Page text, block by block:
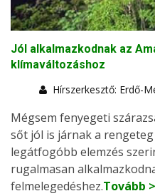
Jól alkalmazkodnak az
klímaváltozáshoz
Hírszerkesztő: Erdő-
Mégsem fenyegeti
sőt jól is járnak a
legátfogóbb elemzés
rugalmasan
felmelegedéshez.Tovább